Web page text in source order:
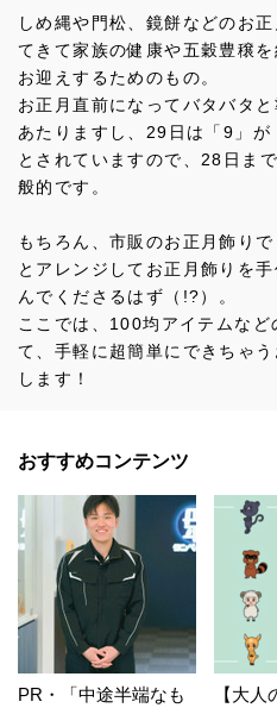
しめ縄や門松、鏡餅などのお
てきて家族の健康や五穀豊穣
お迎えするためのもの。
お正月直前になってバタバタ
あたりますし、29日は「9」
とされていますので、28日ま
般的です。
もちろん、市販のお正月飾り
とアレンジしてお正月飾りを
んでくださるはず（!?）。
ここでは、100均アイテムな
て、手軽に超簡単にできちゃ
します！
おすすめコンテンツ
PR・「中途半端なも
【大人